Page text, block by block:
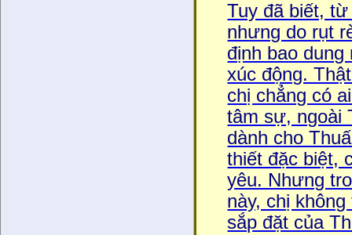
Tuy đã biết,
nhưng do rụt
định bao
xúc động.
chị chẳng có
tâm sự, ngoài
dành cho
thiết đặc biệt,
yêu. Nhưng
này, chị
sắp đặt của